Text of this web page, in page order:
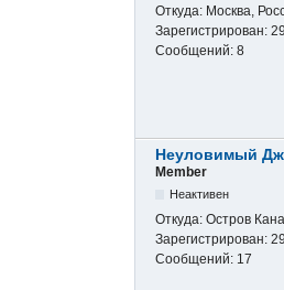
Откуда: Москва,
Зарегистрирован:
Сообщений: 8
Неуловимый
Member
Неактивен
Откуда: Остров
Зарегистрирован:
Сообщений: 17